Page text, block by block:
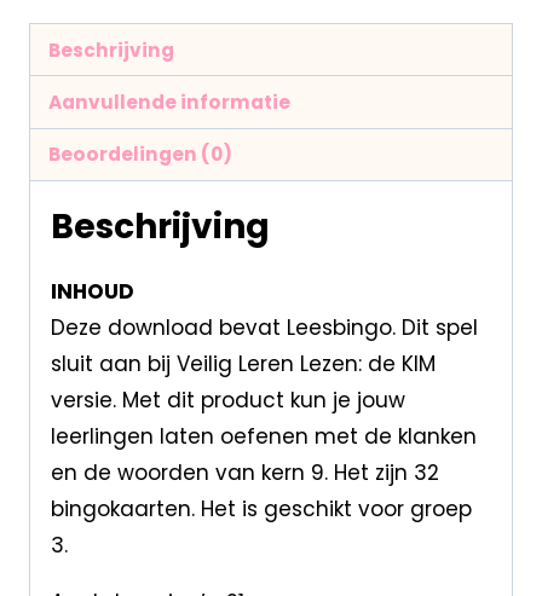
Beschrijving
Aanvullende informatie
Beoordelingen (0)
Beschrijving
INHOUD
Deze download bevat Leesbingo. Dit spel
sluit aan bij Veilig Leren Lezen: de KIM
versie. Met dit product kun je jouw
leerlingen laten oefenen met de klanken
en de woorden van kern 9. Het zijn 32
bingokaarten. Het is geschikt voor groep
3.